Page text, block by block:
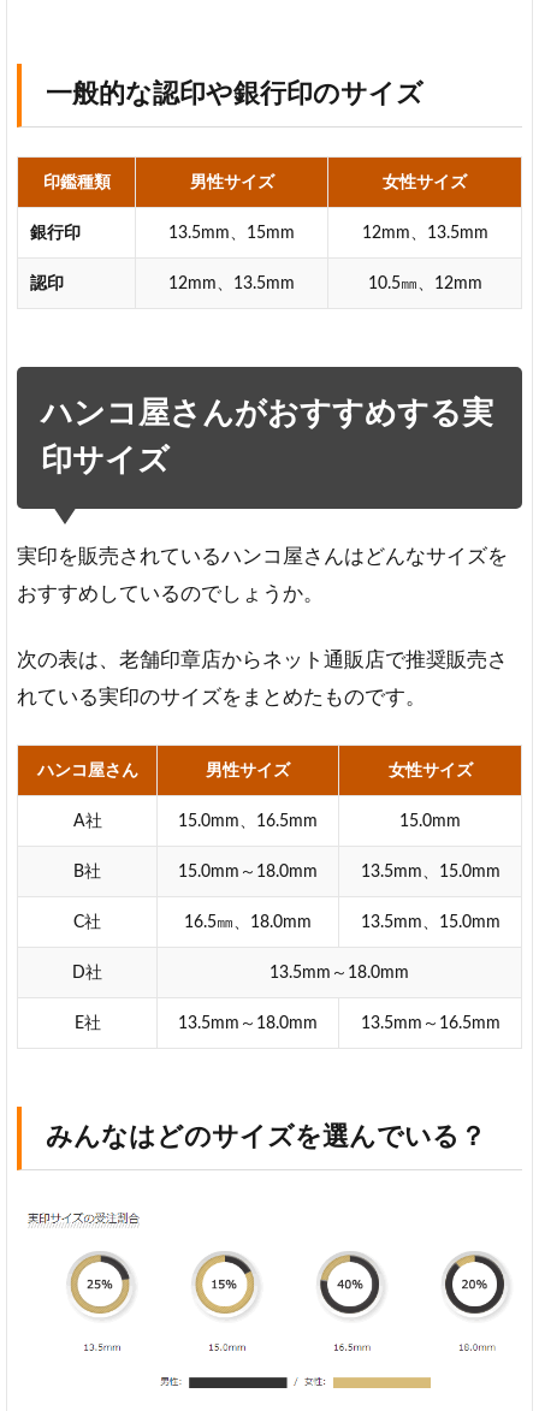
安
イ
ズ
を
イ
ジ
る
実印
のサ
に関
FAQ
一般的な認印や銀行印のサイズ
印鑑種類 男性サイズ 女性サイズ
銀行印 13.5mm、15mm 12mm、13.5mm
認印 12mm、13.5mm 10.5㎜、12mm
ハンコ屋さんがおすすめする実
印サイズ
実印を販売されているハンコ屋さんはどんなサイズを
おすすめしているのでしょうか。
次の表は、老舗印章店からネット通販店で推奨販売さ
れている実印のサイズをまとめたものです。
ハンコ屋さん 男性サイズ 女性サイズ
A社 15.0mm、16.5mm 15.0mm
B社 15.0mm～18.0mm 13.5mm、15.0mm
C社 16.5㎜、18.0mm 13.5mm、15.0mm
D社 13.5mm～18.0mm
E社 13.5mm～18.0mm 13.5mm～16.5mm
みんなはどのサイズを選んでいる？